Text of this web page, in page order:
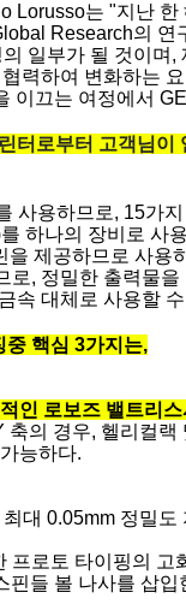
Lorusso는 "지난
Research의
일부가 될 것이며
력하여 변화하는
이끄는 여정에서
터로부터 고객님이
사용하므로, 15가
하나의 장비로 사
제공하므로 사용
, 정밀한 출력물을
속 대체로 사용할
핵심 3가지는,
인 로보즈 밸트리
축의 경우, 헬리컬
능하다.
최대 0.05mm 정밀도
프로토 타이핑의
핀들 볼 나사를 삽입